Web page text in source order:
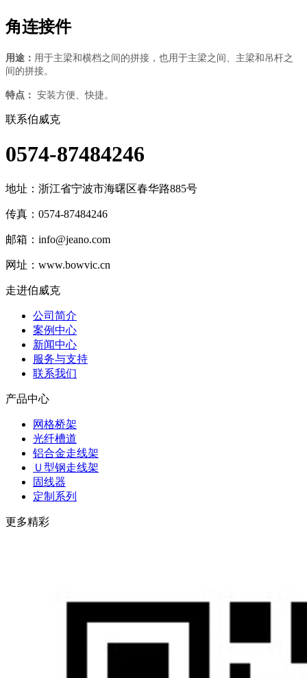
角连接件
用途： 用于主梁和横档之间的拼接，也用于主梁之间、主梁和吊杆之
间的拼接。
特点： 安装方便、快捷。
联系伯威克
0574-87484246
地址： 浙江省宁波市海曙区春华路885号
传真：0574-87484246
邮箱： info@jeano.com
网址：www.bowvic.cn
走进伯威克
公司简介
案例中心
新闻中心
服务与支持
联系我们
产品中心
网格桥架
光纤槽道
铝合金走线架
Ｕ型钢走线架
固线器
定制系列
更多精彩